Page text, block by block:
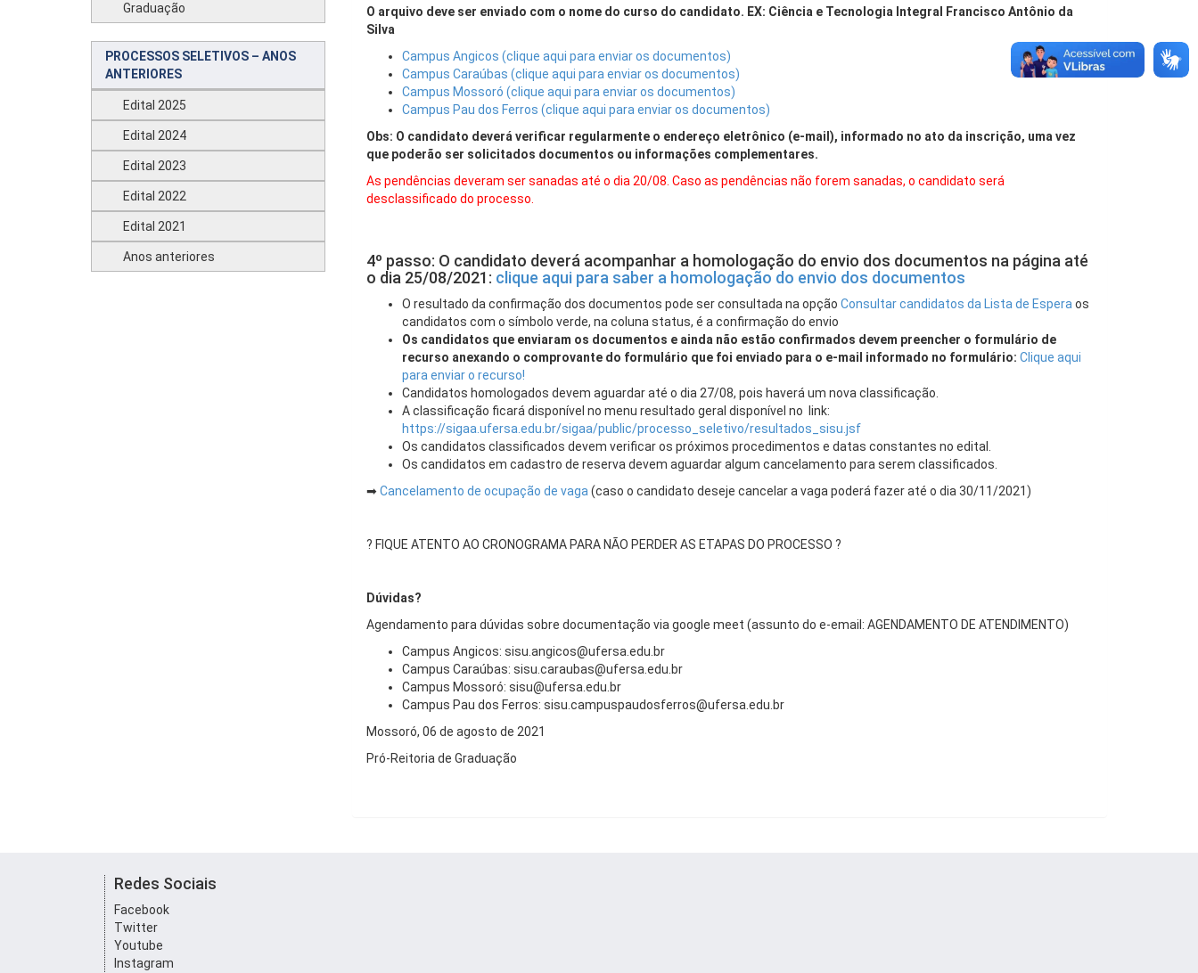
Graduação
PROCESSOS SELETIVOS – ANOS
ANTERIORES
Edital 2025
Edital 2024
Edital 2023
Edital 2022
Edital 2021
Anos anteriores
O arquivo deve ser enviado com o nome do curso do candidato. EX: Ciência e Tecnologia Integral Francisco Antônio da
Silva
Campus Angicos (clique aqui para enviar os documentos)
Campus Caraúbas (clique aqui para enviar os documentos)
Campus Mossoró (clique aqui para enviar os documentos)
Campus Pau dos Ferros (clique aqui para enviar os documentos)
Obs: O candidato deverá verificar regularmente o endereço eletrônico (e-mail), informado no ato da inscrição, uma vez
que poderão ser solicitados documentos ou informações complementares.
As pendências deveram ser sanadas até o dia 20/08. Caso as pendências não forem sanadas, o candidato será
desclassificado do processo.
4º passo: O candidato deverá acompanhar a homologação do envio dos documentos na página até
o dia 25/08/2021: clique aqui para saber a homologação do envio dos documentos
O resultado da confirmação dos documentos pode ser consultada na opção Consultar candidatos da Lista de Espera os
candidatos com o símbolo verde, na coluna status, é a confirmação do envio
Os candidatos que enviaram os documentos e ainda não estão confirmados devem preencher o formulário de
recurso anexando o comprovante do formulário que foi enviado para o e-mail informado no formulário: Clique aqui
para enviar o recurso!
Candidatos homologados devem aguardar até o dia 27/08, pois haverá um nova classificação.
A classificação ficará disponível no menu resultado geral disponível no link:
https://sigaa.ufersa.edu.br/sigaa/public/processo_seletivo/resultados_sisu.jsf
Os candidatos classificados devem verificar os próximos procedimentos e datas constantes no edital.
Os candidatos em cadastro de reserva devem aguardar algum cancelamento para serem classificados.
➡Cancelamento de ocupação de vaga (caso o candidato deseje cancelar a vaga poderá fazer até o dia 30/11/2021)
? FIQUE ATENTO AO CRONOGRAMA PARA NÃO PERDER AS ETAPAS DO PROCESSO ?
Dúvidas?
Agendamento para dúvidas sobre documentação via google meet (assunto do e-email: AGENDAMENTO DE ATENDIMENTO)
Campus Angicos: sisu.angicos@ufersa.edu.br
Campus Caraúbas: sisu.caraubas@ufersa.edu.br
Campus Mossoró: sisu@ufersa.edu.br
Campus Pau dos Ferros: sisu.campuspaudosferros@ufersa.edu.br
Mossoró, 06 de agosto de 2021
Pró-Reitoria de Graduação
Redes Sociais
Facebook
Twitter
Youtube
Instagram